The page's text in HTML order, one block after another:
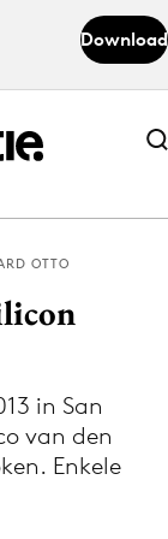
Download
Abonneer nu
Abonneer nu
OTTO
in San
van den
Enkele